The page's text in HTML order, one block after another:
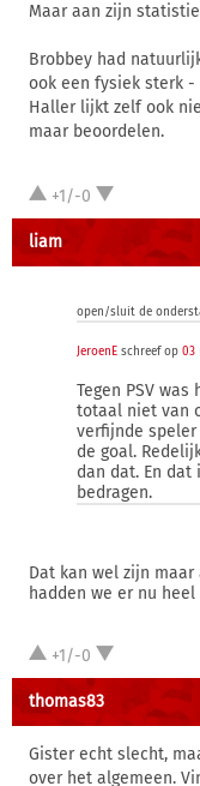
Maar aan zijn
Brobbey had
ook een fysiek sterk -
Haller lijkt zelf ook
maar beoordelen.
+1/-0
liam
open/sluit de
JeroenE schreef op 03
Tegen PSV
totaal niet van
verfijnde
de goal.
dan dat. En
bedragen.
Dat kan wel zijn
hadden we er nu
+1/-0
thomas83
Gister echt slecht,
over het algemeen.